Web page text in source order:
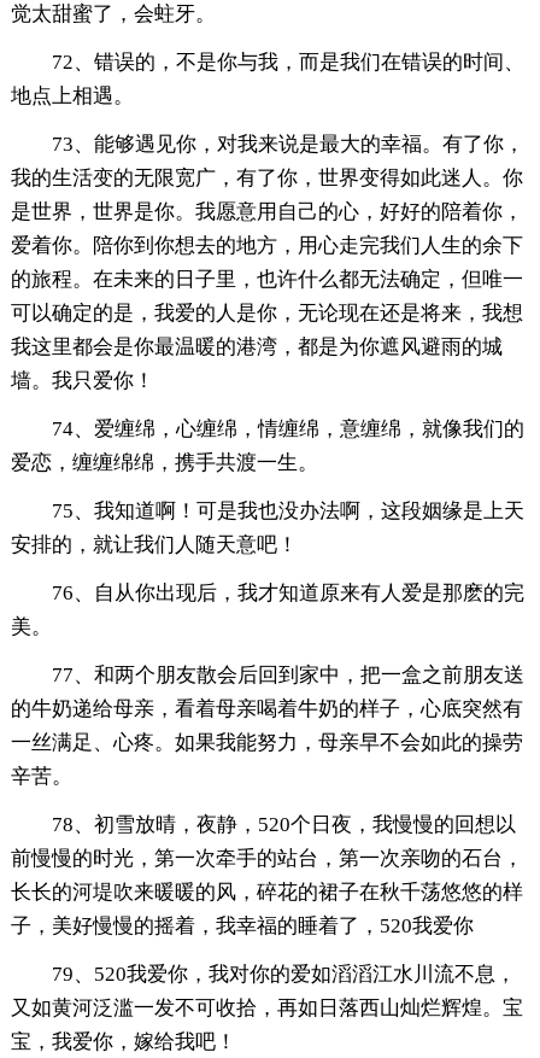
觉太甜蜜了，会蛀牙。
72、错误的，不是你与我，而是我们在错误的时间、
地点上相遇。
73、能够遇见你，对我来说是最大的幸福。有了你，
我的生活变的无限宽广，有了你，世界变得如此迷人。你
是世界，世界是你。我愿意用自己的心，好好的陪着你，
爱着你。陪你到你想去的地方，用心走完我们人生的余下
的旅程。在未来的日子里，也许什么都无法确定，但唯一
可以确定的是，我爱的人是你，无论现在还是将来，我想
我这里都会是你最温暖的港湾，都是为你遮风避雨的城
墙。我只爱你！
74、爱缠绵，心缠绵，情缠绵，意缠绵，就像我们的
爱恋，缠缠绵绵，携手共渡一生。
75、我知道啊！可是我也没办法啊，这段姻缘是上天
安排的，就让我们人随天意吧！
76、自从你出现后，我才知道原来有人爱是那麽的完
美。
77、和两个朋友散会后回到家中，把一盒之前朋友送
的牛奶递给母亲，看着母亲喝着牛奶的样子，心底突然有
一丝满足、心疼。如果我能努力，母亲早不会如此的操劳
辛苦。
78、初雪放晴，夜静，520个日夜，我慢慢的回想以
前慢慢的时光，第一次牵手的站台，第一次亲吻的石台，
长长的河堤吹来暖暖的风，碎花的裙子在秋千荡悠悠的样
子，美好慢慢的摇着，我幸福的睡着了，520我爱你
79、520我爱你，我对你的爱如滔滔江水川流不息，
又如黄河泛滥一发不可收拾，再如日落西山灿烂辉煌。宝
宝，我爱你，嫁给我吧！